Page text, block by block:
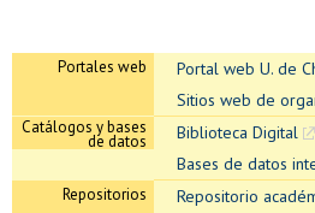
Portales web
Portal web U. de
Sitios web de
Catálogos y bases
de datos
Biblioteca Digital
Bases de datos
Repositorios
Repositorio